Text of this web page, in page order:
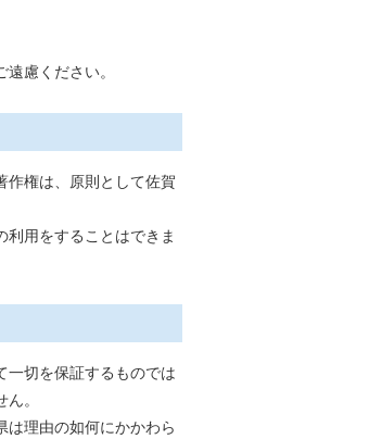
慮ください。
作権は、原則として佐賀
用をすることはできま
一切を保証するものでは
。
理由の如何にかかわら